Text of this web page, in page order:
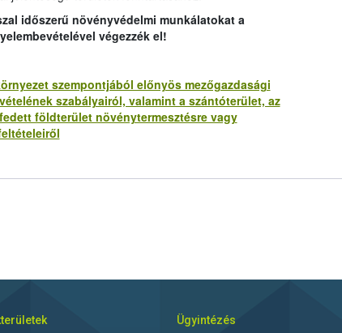
időszerű növényvédelmi munkálatokat a
végezzék el!
szempontjából előnyös mezőgazdasági
szabályairól, valamint a szántóterület, az
földterület növénytermesztésre vagy
Ügyintézés